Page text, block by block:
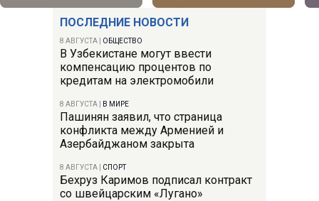
ПОСЛЕДНИЕ НОВОСТИ
8 АВГУСТА ОБЩЕСТВО
В Узбекистане могут ввести
компенсацию процентов по
кредитам на электромобили
8 АВГУСТА В МИРЕ
Пашинян заявил, что страница
конфликта между Арменией и
Азербайджаном закрыта
8 АВГУСТА СПОРТ
Бехруз Каримов подписал контракт
со швейцарским «Лугано»